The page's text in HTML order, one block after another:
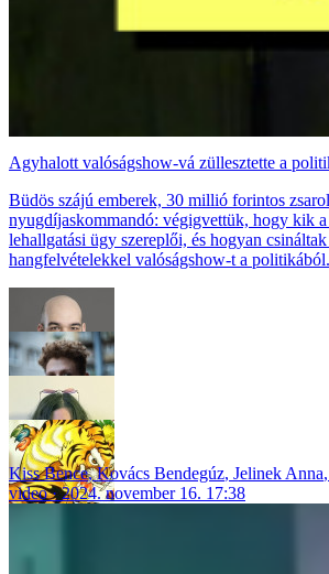
Agyhalott valóságshow-vá züllesztette a
Büdös szájú emberek, 30 millió forintos
nyugdíjaskommandó: végigvettük, hogy kik
lehallgatási ügy szereplői, és hogyan
hangfelvételekkel valóságshow-t a politikából.
Kiss Bence,Kovács Bendegúz, Jelinek Anna,
video
2024. november 16. 17:38